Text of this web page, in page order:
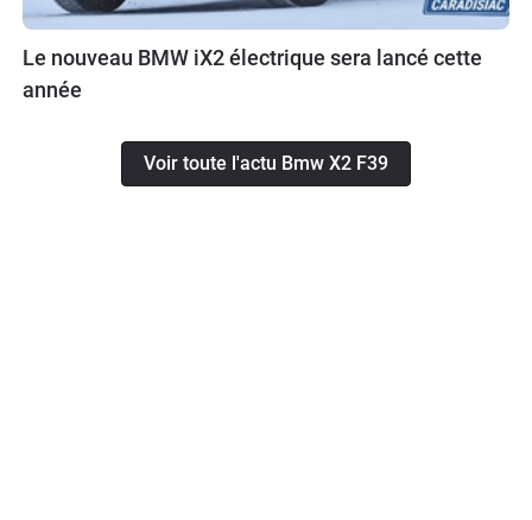
Le nouveau BMW iX2 électrique sera lancé cette
année
Voir toute l'actu Bmw X2 F39